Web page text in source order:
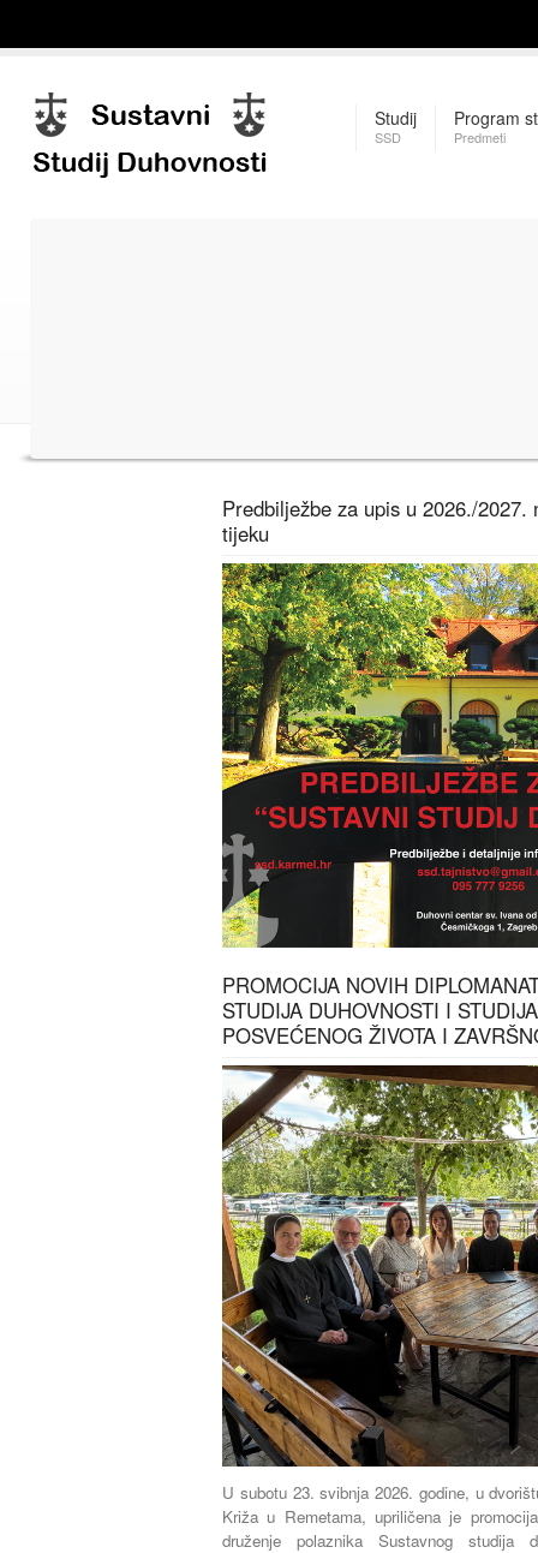
Studij
SSD
Program
Predmeti
Predbilježbe za upis u 2026./2027.
tijeku
PROMOCIJA NOVIH
STUDIJA DUHOVNOSTI I
POSVEĆENOG ŽIVOTA I
U subotu 23. svibnja 2026. godine, u
Križa u Remetama, upriličena je
druženje polaznika Sustavnog studija